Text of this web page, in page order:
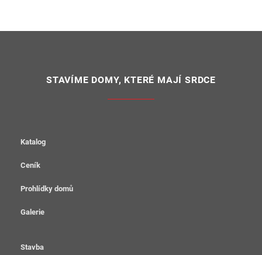
STAVÍME DOMY, KTERÉ MAJÍ SRDCE
Katalog
Ceník
Prohlídky domů
Galerie
Stavba